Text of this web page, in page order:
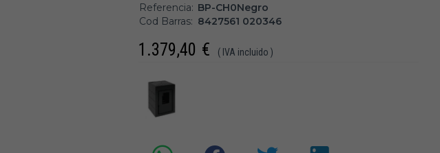
Referencia: BP-CH0Negro
Cod Barras: 8427561 020346
1.379,40 € ( IVA incluido )